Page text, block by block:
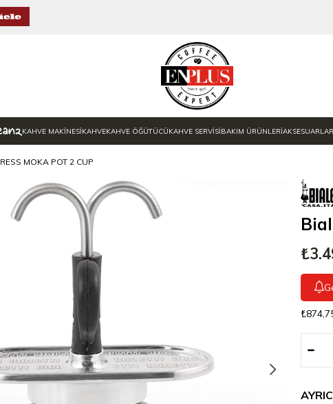
KAHVE MAKİNESİKAHVEKAHVE ÖĞÜTÜCÜKAHVE SERVİSİBAKIM ÜRÜNLERİAKSESUARLAR
MOKA POT 2 CUP